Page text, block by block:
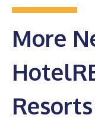
More
Resorts